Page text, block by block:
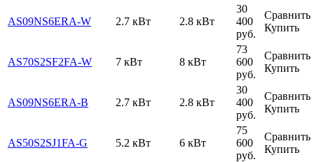
AS09NS6ERA-W 2.7 кВт 2.8 кВт
30
400
руб.
Сравнить
Купить
AS70S2SF2FA-W 7 кВт 8 кВт
73
600
руб.
Сравнить
Купить
AS09NS6ERA-B 2.7 кВт 2.8 кВт
30
400
руб.
Сравнить
Купить
AS50S2SJ1FA-G 5.2 кВт 6 кВт
75
600
руб.
Сравнить
Купить